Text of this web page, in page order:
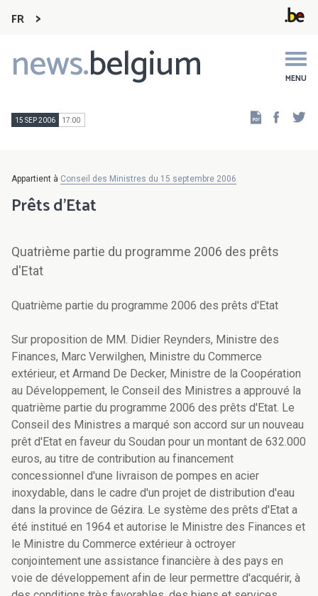
FR
news.belgium MENU
Main
navigation
15 SEP 2006 17:00
Appartient à Conseil des Ministres du 15 septembre 2006
Prêts d'Etat
Quatrième partie du programme 2006 des prêts
d'Etat
Quatrième partie du programme 2006 des prêts d'Etat
Sur proposition de MM. Didier Reynders, Ministre des
Finances, Marc Verwilghen, Ministre du Commerce
extérieur, et Armand De Decker, Ministre de la Coopération
au Développement, le Conseil des Ministres a approuvé la
quatrième partie du programme 2006 des prêts d'Etat. Le
Conseil des Ministres a marqué son accord sur un nouveau
prêt d'Etat en faveur du Soudan pour un montant de 632.000
euros, au titre de contribution au financement
concessionnel d'une livraison de pompes en acier
inoxydable, dans le cadre d'un projet de distribution d'eau
dans la province de Gézira. Le système des prêts d'Etat a
été institué en 1964 et autorise le Ministre des Finances et
le Ministre du Commerce extérieur à octroyer
conjointement une assistance financière à des pays en
voie de développement afin de leur permettre d'acquérir, à